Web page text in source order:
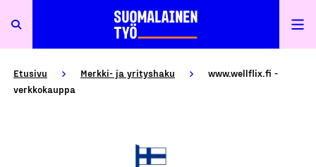
Etusivu Merkki- ja yrityshaku
www.wellflix.fi -
verkkokauppa